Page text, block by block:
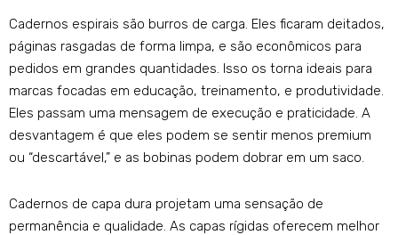
Cadernos espirais são burros de carga. Eles ficaram deitados,
páginas rasgadas de forma limpa, e são econômicos para
pedidos em grandes quantidades. Isso os torna ideais para
marcas focadas em educação, treinamento, e produtividade.
Eles passam uma mensagem de execução e praticidade. A
desvantagem é que eles podem se sentir menos premium
ou “descartável,” e as bobinas podem dobrar em um saco.
Cadernos de capa dura projetam uma sensação de
permanência e qualidade. As capas rígidas oferecem melhor